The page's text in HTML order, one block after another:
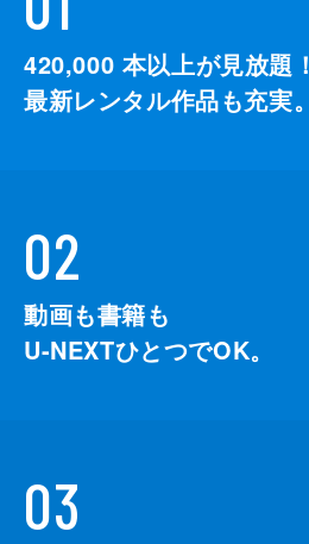
420,000 本以上が見放題！
最新レンタル作品も充実。
02
動画も書籍も
U-NEXTひとつでOK。
03